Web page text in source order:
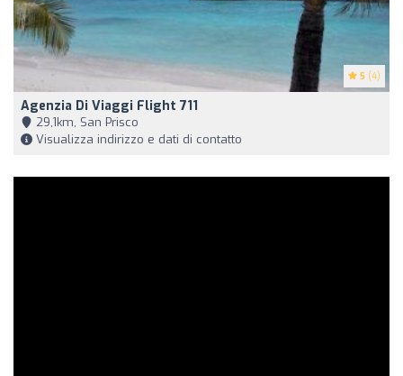
5 (4)
Agenzia Di Viaggi Flight 711
29,1km, San Prisco
Visualizza indirizzo e dati di contatto